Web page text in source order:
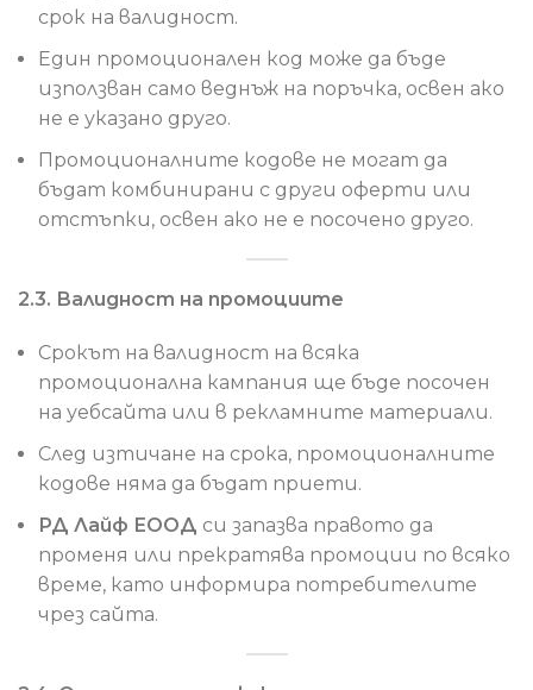
срок на валидност.
Един промоционален код може да бъде
използван само веднъж на поръчка, освен ако
не е указано друго.
Промоционалните кодове не могат да
бъдат комбинирани с други оферти или
отстъпки, освен ако не е посочено друго.
2.3. Валидност на промоциите
Срокът на валидност на всяка
промоционална кампания ще бъде посочен
на уебсайта или в рекламните материали.
След изтичане на срока, промоционалните
кодове няма да бъдат приети.
РД Лайф ЕООД си запазва правото да
променя или прекратява промоции по всяко
време, като информира потребителите
чрез сайта.